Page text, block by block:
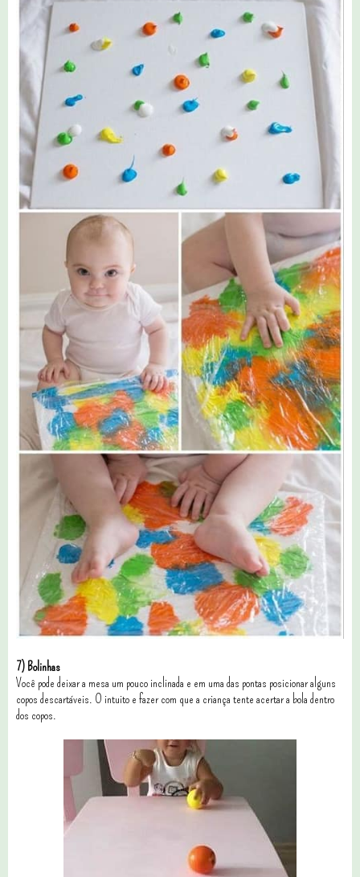
7) Bolinhas
Você pode deixar a mesa um pouco inclinada e em uma das pontas posicionar alguns
copos descartáveis. O intuito e fazer com que a criança tente acertar a bola dentro
dos copos.